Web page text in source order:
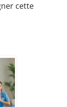
cette